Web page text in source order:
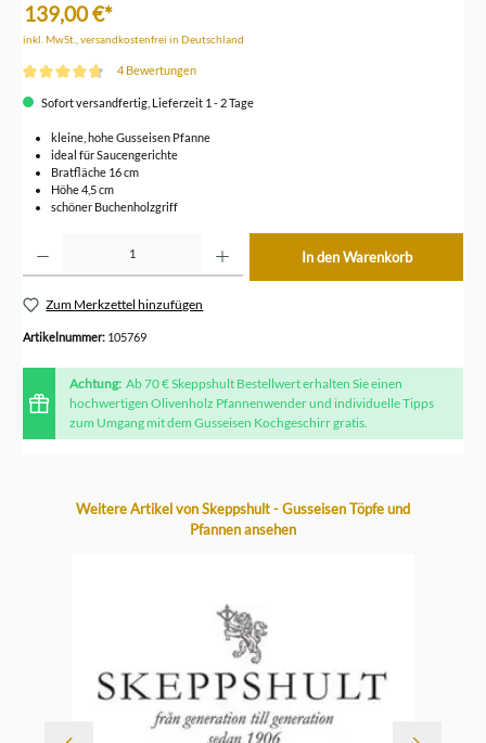
139,00 €*
inkl. MwSt., versandkostenfrei in Deutschland
4 Bewertungen
Sofort versandfertig, Lieferzeit 1 - 2 Tage
kleine, hohe Gusseisen Pfanne
ideal für Saucengerichte
Bratfläche 16 cm
Höhe 4,5 cm
schöner Buchenholzgriff
In den Warenkorb
Zum Merkzettel hinzufügen
Artikelnummer: 105769
Achtung:Ab 70 € Skeppshult Bestellwert erhalten Sie einen
hochwertigen Olivenholz Pfannenwender und individuelle Tipps
zum Umgang mit dem Gusseisen Kochgeschirr gratis.
Produktgalerie überspringen
Weitere Artikel von Skeppshult - Gusseisen Töpfe und
Pfannen ansehen